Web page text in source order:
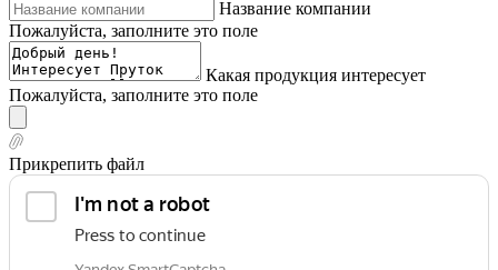
Название компании
Пожалуйста, заполните это поле
Какая продукция интересует
Пожалуйста, заполните это поле
Прикрепить файл